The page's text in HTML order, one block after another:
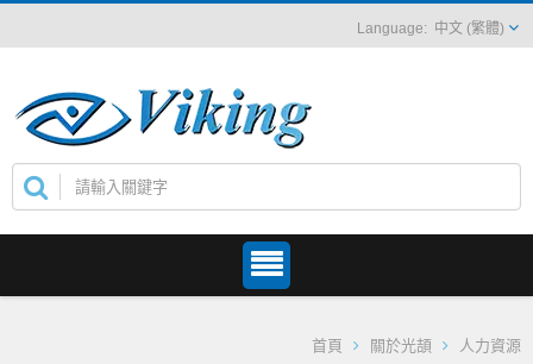
中文 (繁體)
首頁 關於光頡 人力資源